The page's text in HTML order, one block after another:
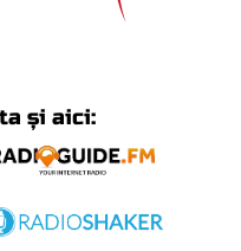
și aici: